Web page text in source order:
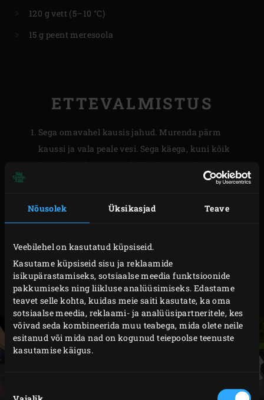
Nõusolek Üksikasjad Teave
Veebilehel on kasutatud küpsiseid.
Kasutame küpsiseid sisu ja reklaamide
isikupärastamiseks, sotsiaalse meedia funktsioonide
pakkumiseks ning liikluse analüüsimiseks. Edastame
teavet selle kohta, kuidas meie saiti kasutate, ka oma
sotsiaalse meedia, reklaami- ja analüüsipartneritele, kes
võivad seda kombineerida muu teabega, mida olete neile
esitanud või mida nad on kogunud teiepoolse teenuste
kasutamise käigus.
120 g vett (5–10 °C)
15 g peent meresoola
ETTEVALMISTUS
Sega omavahel kausis jahud. Murenda pärm
kaussi ja vala peale vesi. Sega käega, kuni kõik
koostisosad on omavahel segi. Mass ei pea olema
ühtlaselt homogeenne. Jälgi ainult, et kuskil ei
Pane eeltainas 25×30 cm suurusesse plastnõusse ja
22–25 °C.
Tõsta eeltainas koos karbiga külmiku kõige
kõrgemale riiulile (kus on kõige vähem külm) ja
jäta sinna 10–14 tunniks.